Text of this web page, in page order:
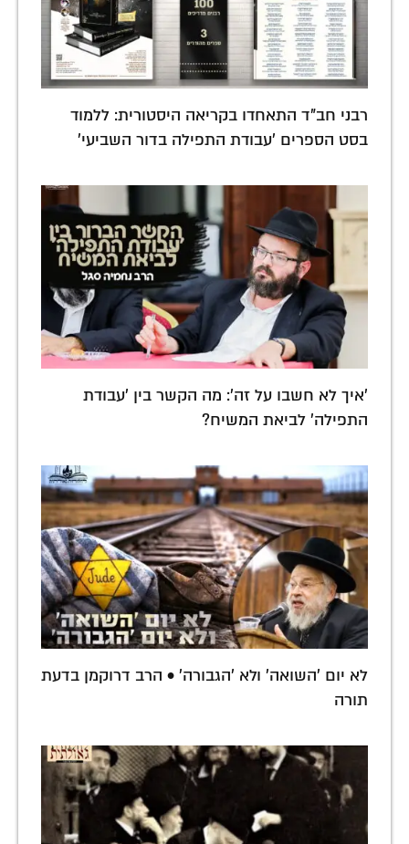
רבני חב"ד התאחדו בקריאה היסטורית: ללמוד
בסט הספרים 'עבודת התפילה בדור השביעי'
'איך לא חשבו על זה': מה הקשר בין 'עבודת
התפילה' לביאת המשיח?
לא יום 'השואה' ולא 'הגבורה' • הרב דרוקמן בדעת
תורה